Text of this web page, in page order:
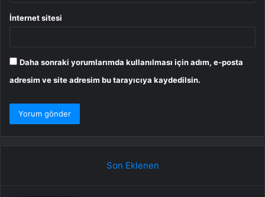
İnternet sitesi
Daha sonraki yorumlarımda kullanılması için adım, e-posta
adresim ve site adresim bu tarayıcıya kaydedilsin.
Son Eklenen